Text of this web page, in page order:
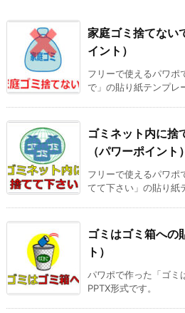
家庭ゴミ捨てない
イント）
フリーで使えるパワポ
で」の貼り紙テンプレ
ゴミネット内に捨
（パワーポイント）
フリーで使えるパワポ
てて下さい」の貼り紙
ゴミはゴミ箱への
ト）
パワポで作った「ゴミ
PPTX形式です。